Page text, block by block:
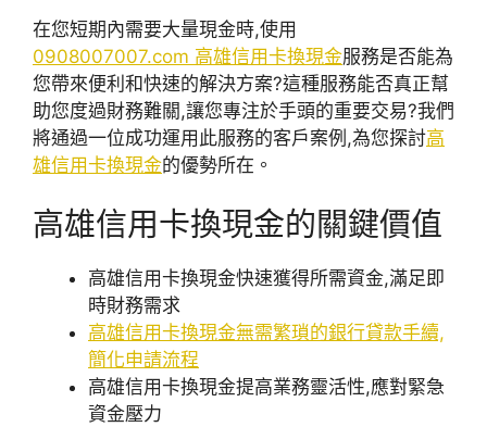
在您短期內需要大量現金時,使用
0908007007.com 高雄信用卡換現金服務是否能為
您帶來便利和快速的解決方案?這種服務能否真正幫
助您度過財務難關,讓您專注於手頭的重要交易?我們
將通過一位成功運用此服務的客戶案例,為您探討高
雄信用卡換現金的優勢所在。
高雄信用卡換現金的關鍵價值
高雄信用卡換現金快速獲得所需資金,滿足即
時財務需求
高雄信用卡換現金無需繁瑣的銀行貸款手續,
簡化申請流程
高雄信用卡換現金提高業務靈活性,應對緊急
資金壓力